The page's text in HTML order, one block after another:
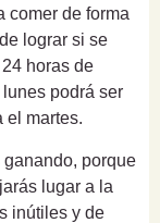
comer de forma
lograr si se
horas de
podrá ser
el martes.
porque
lugar a la
inútiles y de